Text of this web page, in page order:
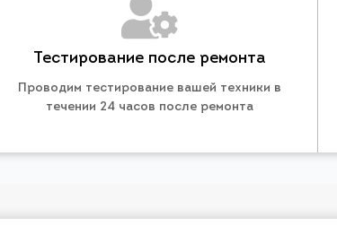
Тестирование после ремонта
Проводим тестирование вашей техники в
течении 24 часов после ремонта